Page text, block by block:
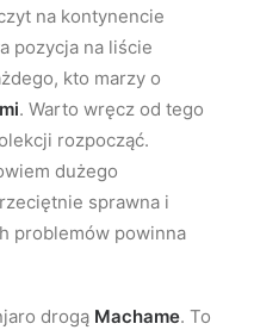
na kontynencie
pozycja na liście
kto marzy o
. Warto wręcz od tego
rozpocząć.
dużego
sprawna i
problemów powinna
drogą Machame. To